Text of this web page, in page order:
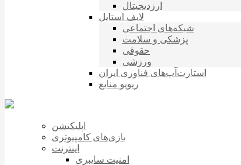
ارزدیجیتال
لایف استایل
شبکه‌های اجتماعی
پزشکی و سلامت
حقوقی
ورزشی
استارت‌آپ‌های فناوری ایران
ریویو منابع
اپلیکیشن
بازی‌های کامپیوتری
اینترنت
امنیت سایبری